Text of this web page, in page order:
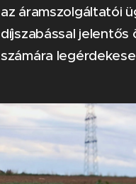
az áramszolgáltatói
díjszabással
számára